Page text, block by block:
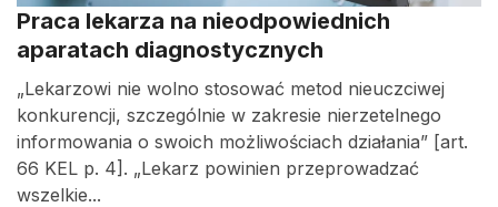
Praca lekarza na nieodpowiednich
aparatach diagnostycznych
„Lekarzowi nie wolno stosować metod nieuczciwej
konkurencji, szczególnie w zakresie nierzetelnego
informowania o swoich możliwościach działania” [art.
66 KEL p. 4]. „Lekarz powinien przeprowadzać
wszelkie...